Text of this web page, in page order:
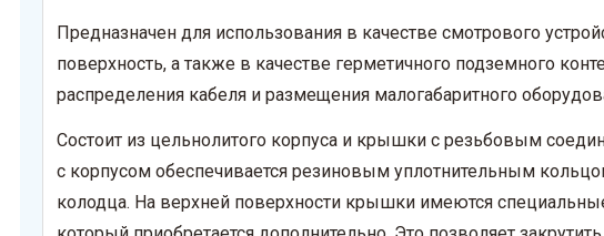
Предназначен для использования в качестве смотрового
поверхность, а также в качестве герметичного подземного
распределения кабеля и размещения малогабаритного
Состоит из цельнолитого корпуса и крышки с резьбовым
с корпусом обеспечивается резиновым уплотнительным
колодца. На верхней поверхности крышки имеются